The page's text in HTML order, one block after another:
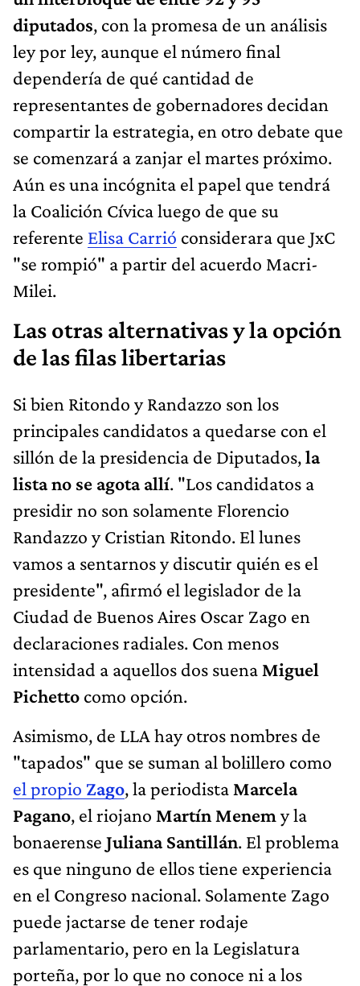
diputados, con la promesa de un análisis
ley por ley, aunque el número final
dependería de qué cantidad de
representantes de gobernadores decidan
compartir la estrategia, en otro debate que
se comenzará a zanjar el martes próximo.
Aún es una incógnita el papel que tendrá
la Coalición Cívica luego de que su
referente Elisa Carrió considerara que JxC
"se rompió" a partir del acuerdo Macri-
Milei.
Las otras alternativas y la opción
de las filas libertarias
Si bien Ritondo y Randazzo son los
principales candidatos a quedarse con el
sillón de la presidencia de Diputados,la
lista no se agota allí. "Los candidatos a
presidir no son solamente Florencio
Randazzo y Cristian Ritondo. El lunes
vamos a sentarnos y discutir quién es el
presidente", afirmó el legislador de la
Ciudad de Buenos Aires Oscar Zago en
declaraciones radiales. Con menos
intensidad a aquellos dos suena Miguel
Pichetto como opción.
Asimismo, de LLA hay otros nombres de
"tapados" que se suman al bolillero como
el propio Zago, la periodista Marcela
Pagano, el riojano Martín Menem y la
bonaerense Juliana Santillán. El problema
es que ninguno de ellos tiene experiencia
en el Congreso nacional. Solamente Zago
puede jactarse de tener rodaje
parlamentario, pero en la Legislatura
porteña, por lo que no conoce ni a los